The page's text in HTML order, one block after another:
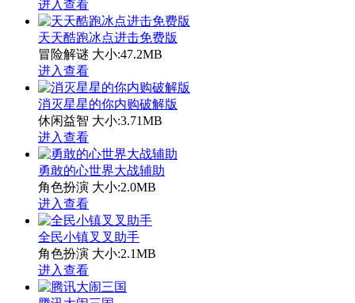
进入查看
天天酷跑冰点进击免费版
冒险解谜 大小:47.2MB
进入查看
消灭星星的你内购破解版
休闲益智 大小:3.71MB
进入查看
勇敢的心世界大战辅助
角色扮演 大小:2.0MB
进入查看
全民小镇叉叉助手
角色扮演 大小:2.1MB
进入查看